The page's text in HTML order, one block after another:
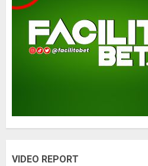
VIDEO REPORT